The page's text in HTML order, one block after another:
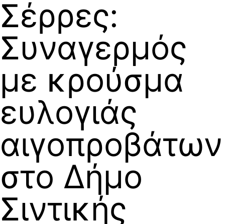
Σέρρες:
Συναγερμός
με κρούσμα
ευλογιάς
αιγοπροβάτων
στο Δήμο
Σιντικής